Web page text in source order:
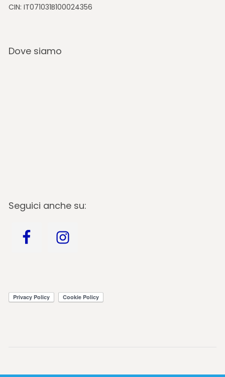
CIN: IT071031B100024356
Dove siamo
Seguici anche su: